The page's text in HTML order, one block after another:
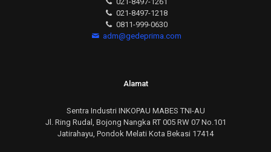
021-8497-1218
0811-999-0630
adm@gedeprima.com
Alamat
Sentra Industri INKOPAU MABES TNI-AU
Jl. Ring Rudal, Bojong Nangka RT 005 RW 07 No.101
Jatirahayu, Pondok Melati Kota Bekasi 17414